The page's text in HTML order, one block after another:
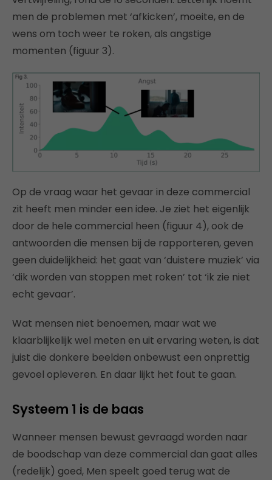
men de problemen met ‘afkicken’, moeite, en de
wens om toch weer te roken, als angstige
momenten (figuur 3).
Op de vraag waar het gevaar in deze commercial
zit heeft men minder een idee. Je ziet het eigenlijk
door de hele commercial heen (figuur 4), ook de
antwoorden die mensen bij de rapporteren, geven
geen duidelijkheid: het gaat van ‘duistere muziek’ via
‘dik worden van stoppen met roken’ tot ‘ik zie niet
echt gevaar’.
Wat mensen niet benoemen, maar wat we
klaarblijkelijk wel meten en uit ervaring weten, is dat
juist die donkere beelden onbewust een onprettig
gevoel opleveren. En daar lijkt het fout te gaan.
Systeem 1 is de baas
Wanneer mensen bewust gevraagd worden naar
de boodschap van deze commercial dan gaat alles
(redelijk) goed, Men speelt goed terug wat de